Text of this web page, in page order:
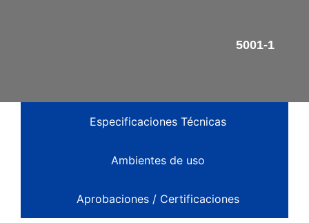
5001-1
Especificaciones Técnicas
Ambientes de uso
Aprobaciones / Certificaciones